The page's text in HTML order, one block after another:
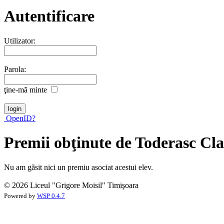
Autentificare
Utilizator:
Parola:
ţine-mã minte
OpenID?
Premii obţinute de Toderasc
Nu am gãsit nici un premiu asociat acestui elev.
© 2026 Liceul "Grigore Moisil" Timişoara
Powered by WSP 0.4.7